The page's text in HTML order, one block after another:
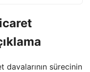
davalarının sürecinin